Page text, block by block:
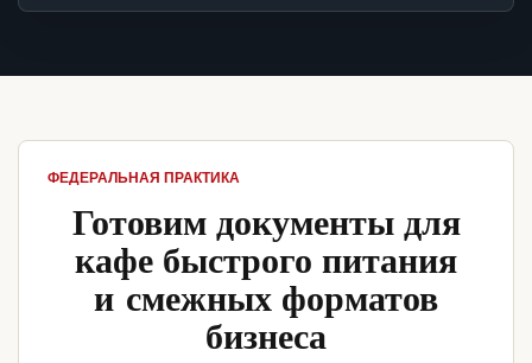
ФЕДЕРАЛЬНАЯ ПРАКТИКА
Готовим документы для
кафе быстрого питания
и смежных форматов
бизнеса